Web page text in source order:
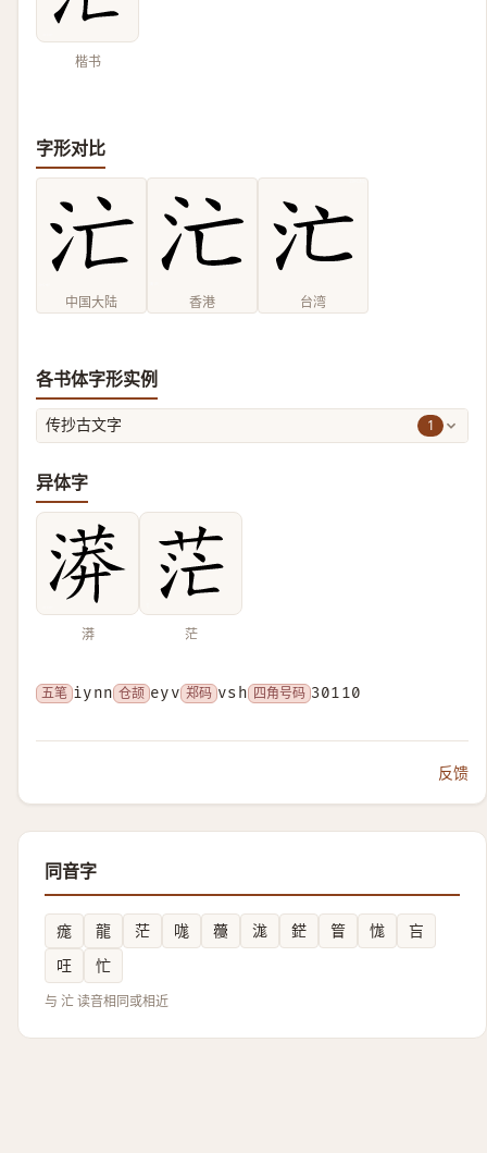
楷书
字形对比
中国大陆 香港 台湾
各书体字形实例
传抄古文字 1
异体字
漭 茫
五笔 iynn 仓颉 eyv 郑码 vsh 四角号码 30110
反馈
同音字
痝 龍 茫 哤 蘉 浝 鋩 䈍 㤶
吂
㕵
忙
与 汒 读音相同或相近